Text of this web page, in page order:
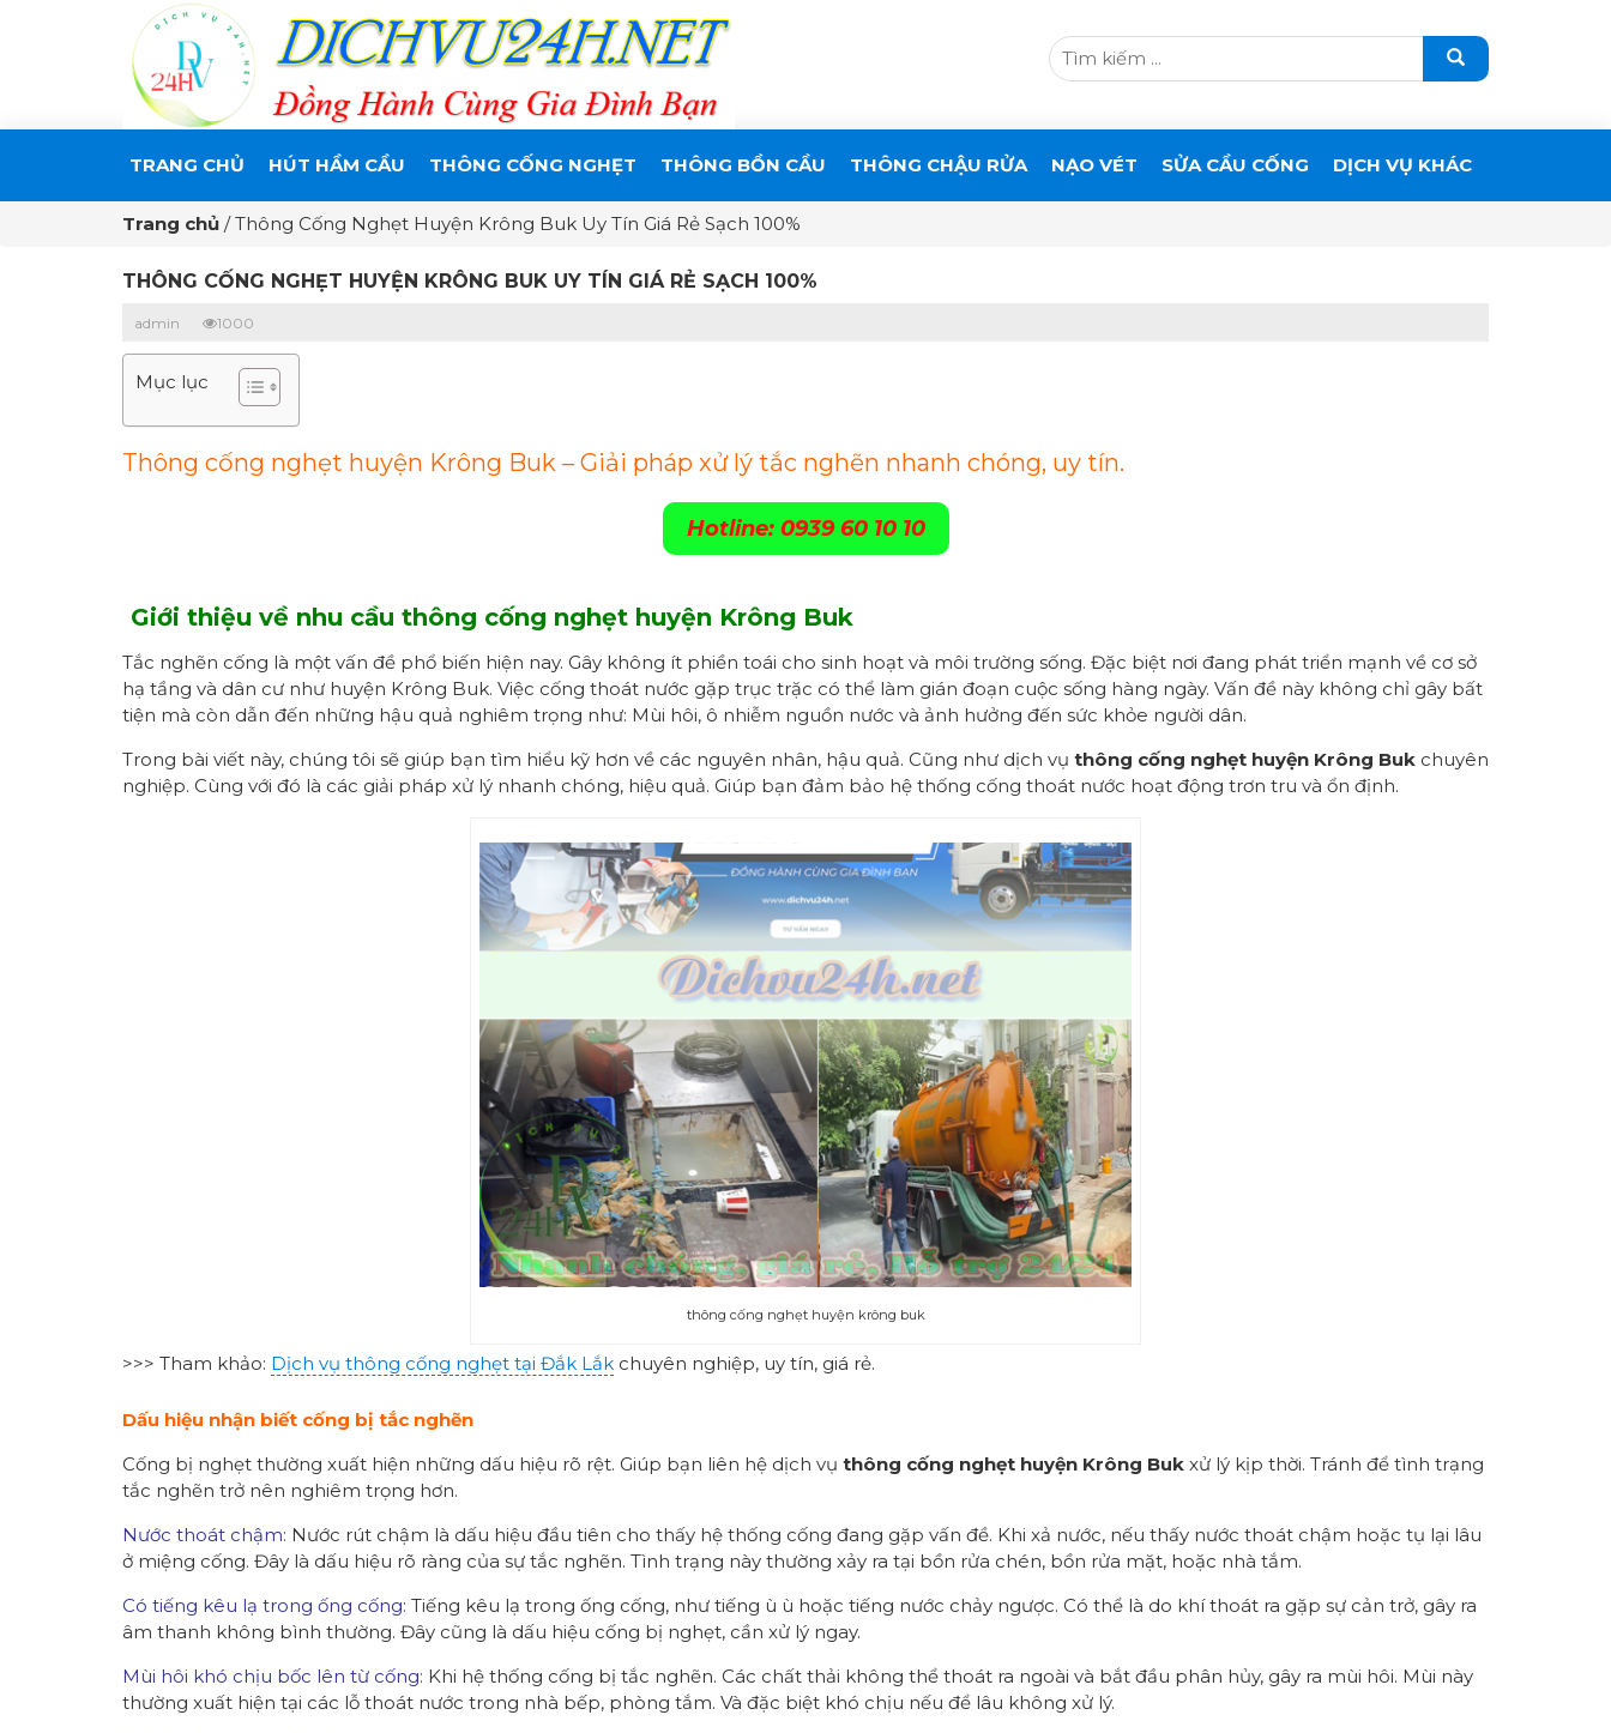
TRANG CHỦ HÚT HẦM CẦU THÔNG CỐNG NGHẸT THÔNG BỒN CẦU THÔNG CHẬU RỬA NẠO VÉT SỬA CẦU CỐNG DỊCH VỤ KHÁC
Trang chủ /Thông Cống Nghẹt Huyện Krông Buk Uy Tín Giá Rẻ Sạch 100%
THÔNG CỐNG NGHẸT HUYỆN KRÔNG BUK UY TÍN GIÁ RẺ SẠCH 100%
admin 1000
Mục lục
Thông cống nghẹt huyện Krông Buk – Giải pháp xử lý tắc nghẽn nhanh chóng, uy tín.
Hotline: 0939 60 10 10
Giới thiệu về nhu cầu thông cống nghẹt huyện Krông Buk
Tắc nghẽn cống là một vấn đề phổ biến hiện nay. Gây không ít phiền toái cho sinh hoạt và môi trường sống. Đặc biệt nơi đang phát triển mạnh về cơ sở
hạ tầng và dân cư như huyện Krông Buk. Việc cống thoát nước gặp trục trặc có thể làm gián đoạn cuộc sống hàng ngày. Vấn đề này không chỉ gây bất
tiện mà còn dẫn đến những hậu quả nghiêm trọng như: Mùi hôi, ô nhiễm nguồn nước và ảnh hưởng đến sức khỏe người dân.
Trong bài viết này, chúng tôi sẽ giúp bạn tìm hiểu kỹ hơn về các nguyên nhân, hậu quả. Cũng như dịch vụ thông cống nghẹt huyện Krông Buk chuyên
nghiệp. Cùng với đó là các giải pháp xử lý nhanh chóng, hiệu quả. Giúp bạn đảm bảo hệ thống cống thoát nước hoạt động trơn tru và ổn định.
thông cống nghẹt huyện krông buk
>>> Tham khảo: Dịch vụ thông cống nghẹt tại Đắk Lắk chuyên nghiệp, uy tín, giá rẻ.
Dấu hiệu nhận biết cống bị tắc nghẽn
Cống bị nghẹt thường xuất hiện những dấu hiệu rõ rệt. Giúp bạn liên hệ dịch vụ thông cống nghẹt huyện Krông Buk xử lý kịp thời. Tránh để tình trạng
tắc nghẽn trở nên nghiêm trọng hơn.
Nước thoát chậm: Nước rút chậm là dấu hiệu đầu tiên cho thấy hệ thống cống đang gặp vấn đề. Khi xả nước, nếu thấy nước thoát chậm hoặc tụ lại lâu
ở miệng cống. Đây là dấu hiệu rõ ràng của sự tắc nghẽn. Tình trạng này thường xảy ra tại bồn rửa chén, bồn rửa mặt, hoặc nhà tắm.
Có tiếng kêu lạ trong ống cống: Tiếng kêu lạ trong ống cống, như tiếng ù ù hoặc tiếng nước chảy ngược. Có thể là do khí thoát ra gặp sự cản trở, gây ra
âm thanh không bình thường. Đây cũng là dấu hiệu cống bị nghẹt, cần xử lý ngay.
Mùi hôi khó chịu bốc lên từ cống: Khi hệ thống cống bị tắc nghẽn. Các chất thải không thể thoát ra ngoài và bắt đầu phân hủy, gây ra mùi hôi. Mùi này
thường xuất hiện tại các lỗ thoát nước trong nhà bếp, phòng tắm. Và đặc biệt khó chịu nếu để lâu không xử lý.